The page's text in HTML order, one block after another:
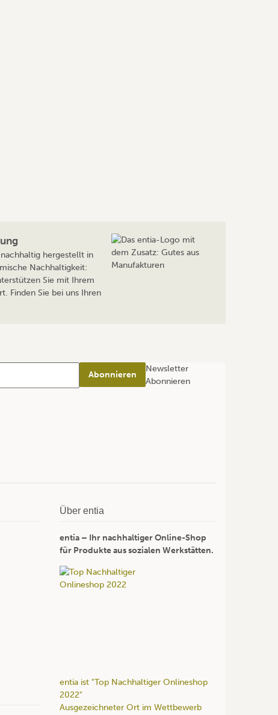
hergestellt in
Nachhaltigkeit:
Sie mit Ihrem
Finden Sie bei uns Ihren
Abonnieren
Newsletter
Abonnieren
Über entia
entia – Ihr nachhaltiger Online-Shop
für Produkte aus sozialen Werkstätten.
entia ist "Top Nachhaltiger Onlineshop
2022"
Ausgezeichneter Ort im Wettbewerb